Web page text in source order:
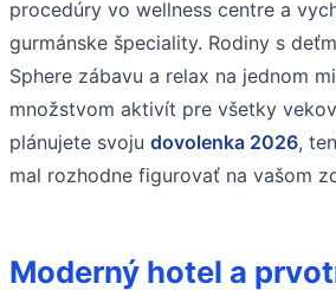
procedúry vo wellness centre a
gurmánske špeciality. Rodiny s
Sphere zábavu a relax na jednom
množstvom aktivít pre všetky
plánujete svoju dovolenka 2026,
mal rozhodne figurovať na vašom
Moderný hotel a